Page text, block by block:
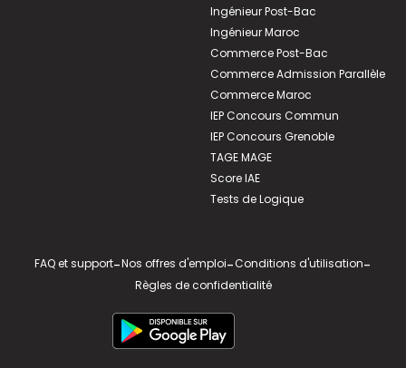
Ingénieur Post-Bac
Ingénieur Maroc
Commerce Post-Bac
Commerce Admission Parallèle
Commerce Maroc
IEP Concours Commun
IEP Concours Grenoble
TAGE MAGE
Score IAE
Tests de Logique
FAQ et support-Nos offres d'emploi-Conditions d'utilisation-
Règles de confidentialité